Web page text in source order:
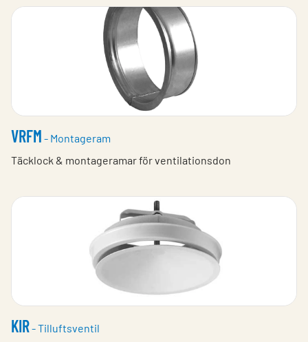
VRFM - Montageram
Täcklock & montageramar för ventilationsdon
KIR- Tilluftsventil